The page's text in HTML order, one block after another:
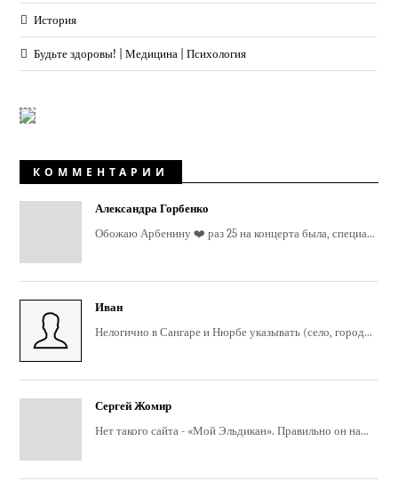
История
Будьте здоровы! | Медицина | Психология
КОММЕНТАРИИ
Александра Горбенко
Обожаю Арбенину ❤️ раз 25 на концерта была, специа...
Иван
Нелогично в Сангаре и Нюрбе указывать (село, город...
Сергей Жомир
Нет такого сайта - «Мой Эльдикан». Правильно он на...